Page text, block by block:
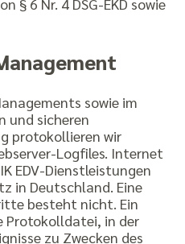
§ 6 Nr. 4 DSG-EKD sowie
sowie im
und sicheren
protokollieren wir
Logfiles. Internet
EDV-Dienstleistungen
in Deutschland. Eine
besteht nicht. Ein
Protokolldatei, in der
zu Zwecken des